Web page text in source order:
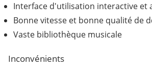
Interface d'utilisation interactive et
Bonne vitesse et bonne qualité de
Vaste bibliothèque musicale
Inconvénients